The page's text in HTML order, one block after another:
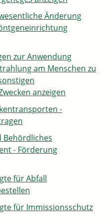
Änderung
zur Anwendung
am Menschen zu
anzeigen
-
Behördliches
- Förderung
für Abfall
für Immissionsschutz